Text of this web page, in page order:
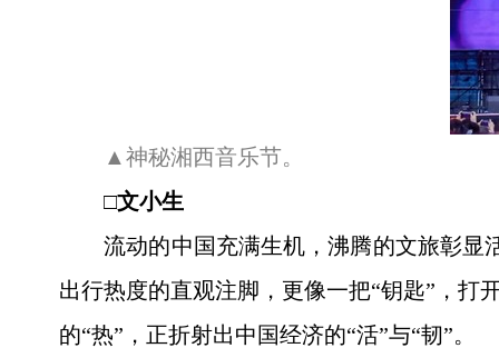
▲神秘湘西音乐节。
□文小生
流动的中国充满生机，沸腾的文旅彰显
出行热度的直观注脚，更像一把“钥匙”，打
的“热”，正折射出中国经济的“活”与“韧”。